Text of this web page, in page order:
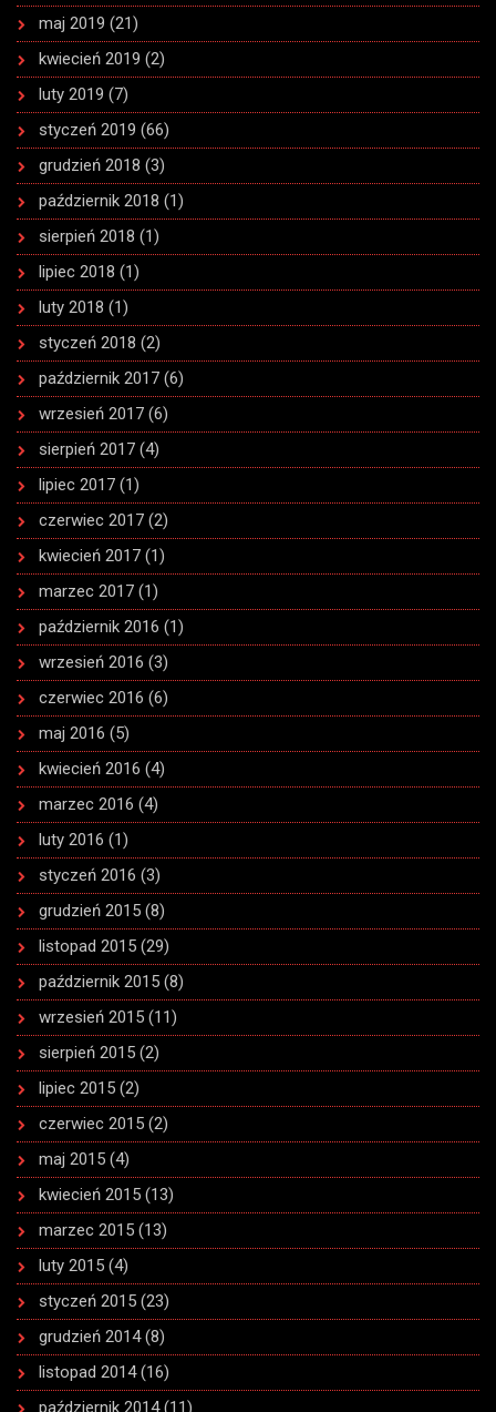
maj 2019 (21)
kwiecień 2019 (2)
luty 2019 (7)
styczeń 2019 (66)
grudzień 2018 (3)
październik 2018 (1)
sierpień 2018 (1)
lipiec 2018 (1)
luty 2018 (1)
styczeń 2018 (2)
październik 2017 (6)
wrzesień 2017 (6)
sierpień 2017 (4)
lipiec 2017 (1)
czerwiec 2017 (2)
kwiecień 2017 (1)
marzec 2017 (1)
październik 2016 (1)
wrzesień 2016 (3)
czerwiec 2016 (6)
maj 2016 (5)
kwiecień 2016 (4)
marzec 2016 (4)
luty 2016 (1)
styczeń 2016 (3)
grudzień 2015 (8)
listopad 2015 (29)
październik 2015 (8)
wrzesień 2015 (11)
sierpień 2015 (2)
lipiec 2015 (2)
czerwiec 2015 (2)
maj 2015 (4)
kwiecień 2015 (13)
marzec 2015 (13)
luty 2015 (4)
styczeń 2015 (23)
grudzień 2014(8)
listopad 2014(16)